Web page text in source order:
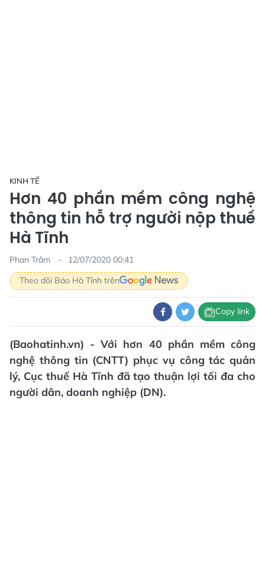
KINH TẾ
Hơn 40 phần mềm công nghệ
thông tin hỗ trợ người nộp thuế
Hà Tĩnh
Phan Trâm
12/07/2020 00:41
Theo dõi Báo Hà Tĩnh trên
Copy link
(Baohatinh.vn) - Với hơn 40 phần mềm công
nghệ thông tin (CNTT) phục vụ công tác quản
lý, Cục thuế Hà Tĩnh đã tạo thuận lợi tối đa cho
người dân, doanh nghiệp (DN).